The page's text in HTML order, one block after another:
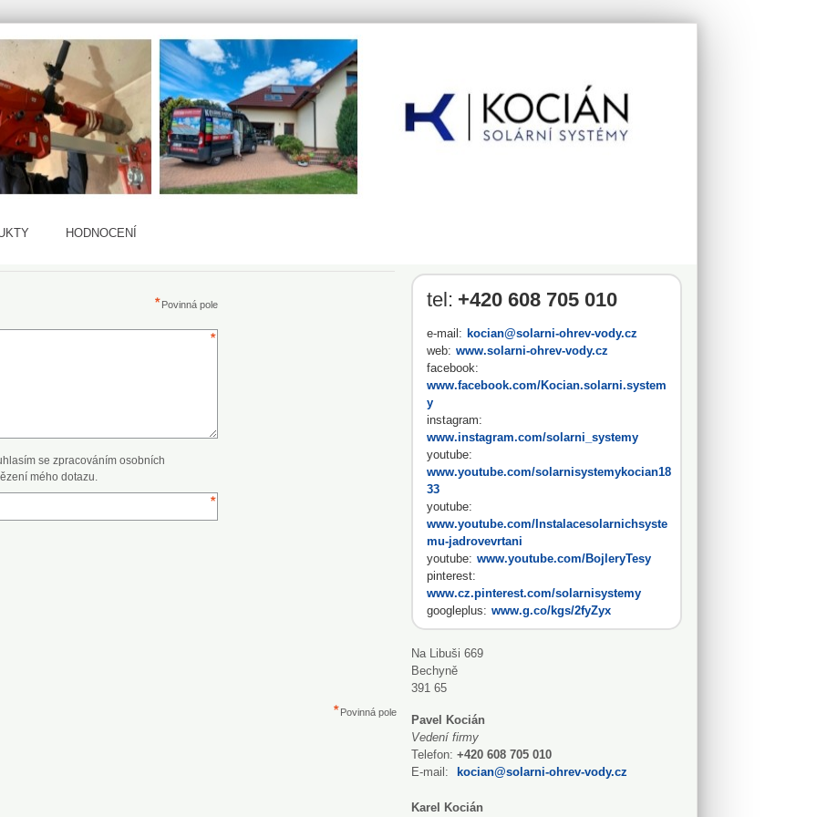
HODNOCENÍ
Povinná pole
se zpracováním osobních
mého dotazu.
tel: +420 608 705 010
e-mail: kocian@solarni-ohrev-vody.cz
web: www.solarni-ohrev-vody.cz
facebook:
www.facebook.com/Kocian.solarni.system
y
instagram:
www.instagram.com/solarni_systemy
youtube:
www.youtube.com/solarnisystemykocian18
33
youtube:
www.youtube.com/Instalacesolarnichsyste
mu-jadrovevrtani
youtube: www.youtube.com/BojleryTesy
pinterest:
www.cz.pinterest.com/solarnisystemy
googleplus: www.g.co/kgs/2fyZyx
Na Libuši 669
Bechyně
391 65
Pavel Kocián
Vedení firmy
Telefon: +420 608 705 010
E-mail:
kocian@solarni-ohrev-vody.cz
Karel Kocián
Povinná pole